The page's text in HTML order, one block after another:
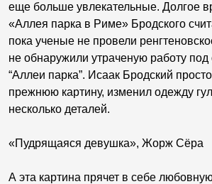
еще больше увлекательные. Долгое
«Аллея парка в Риме» Бродского
пока ученые не провели
не обнаружили утраченую работу под
“Аллеи парка”. Исаак Бродский
прежнюю картину, изменил одежду
несколько деталей.
«Пудрящаяся девушка», Жорж Сёра
А эта картина прячет в себе